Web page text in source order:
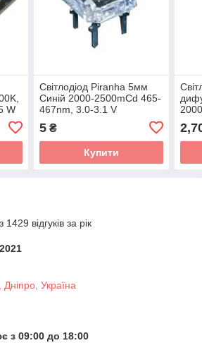
W
Світлодіод Piranha 5мм
Синій 2000-2500mCd 465-
467nm, 3.0-3.1 V
5₴
Купити
відгуків за рік
Україна
з 09:00 до 18:00